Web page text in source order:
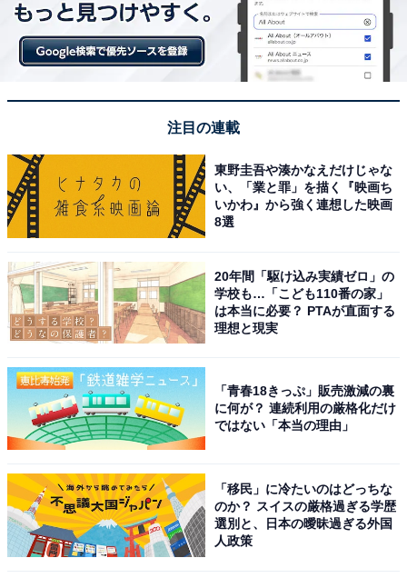
注目の連載
東野圭吾や湊かなえだけじゃな
い、「業と罪」を描く『映画ち
いかわ』から強く連想した映画
8選
20年間「駆け込み実績ゼロ」の
学校も…「こども110番の家」
は本当に必要？ PTAが直面する
理想と現実
「青春18きっぷ」販売激減の裏
に何が？ 連続利用の厳格化だけ
ではない「本当の理由」
「移民」に冷たいのはどっちな
のか？ スイスの厳格過ぎる学歴
選別と、日本の曖昧過ぎる外国
人政策